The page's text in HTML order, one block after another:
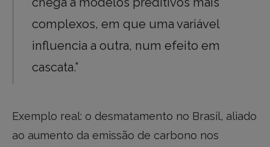
complexos, em que uma variável
influencia a outra, num efeito em
cascata.”
Exemplo real: o desmatamento no Brasil, aliado
ao aumento da emissão de carbono nos